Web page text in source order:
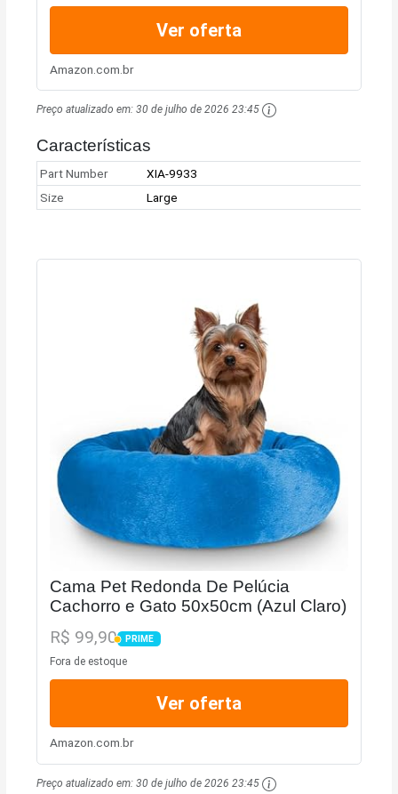
Ver oferta
Amazon.com.br
Preço atualizado em:30 de julho de 2026 23:45
Características
Part Number
XIA-9933
Size
Large
Cama Pet Redonda De Pelúcia
Cachorro e Gato 50x50cm (Azul Claro)
R$ 99,90 PRIME
PRIME
Fora de estoque
Ver oferta
Amazon.com.br
Preço atualizado em:30 de julho de 2026 23:45